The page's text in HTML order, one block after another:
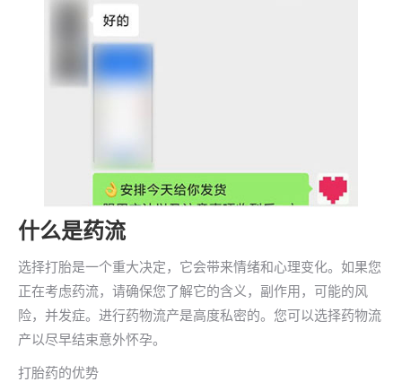
什么是药流
选择打胎是一个重大决定，它会带来情绪和心理变化。如果您
正在考虑药流，请确保您了解它的含义，副作用，可能的风
险，并发症。进行药物流产是高度私密的。您可以选择药物流
产以尽早结束意外怀孕。
打胎药的优势